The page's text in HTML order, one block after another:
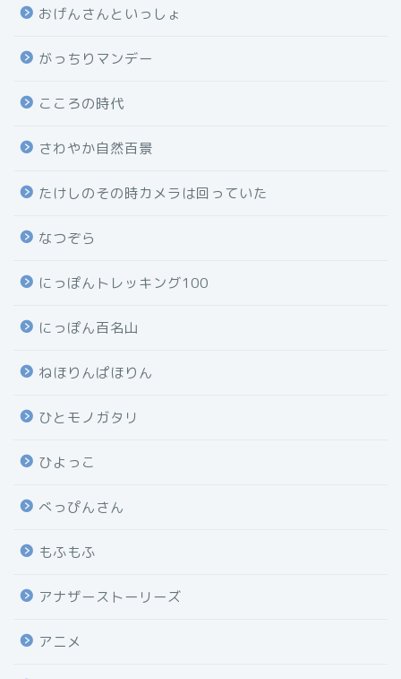
おげんさんといっしょ
がっちりマンデー
こころの時代
さわやか自然百景
たけしのその時カメラは回っていた
なつぞら
にっぽんトレッキング100
にっぽん百名山
ねほりんぱほりん
ひとモノガタリ
ひよっこ
べっぴんさん
もふもふ
アナザーストーリーズ
アニメ